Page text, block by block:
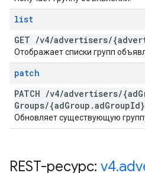
list
GET /v4/advertisers/
Отображает списки групп
patch
PATCH /v4/advertisers/{ad
Groups/{adGroup .adGroupId}
Обновляет существующую
REST-ресурс: v4.